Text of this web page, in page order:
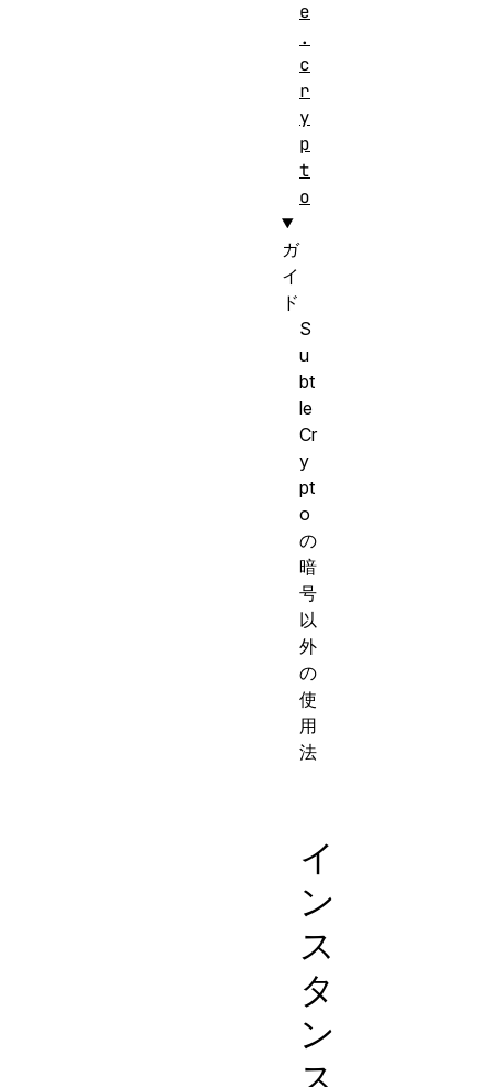
イ
ン
ス
タ
ン
ス
e
.
c
r
y
p
t
o
ガ
イ
ド
S
u
bt
le
Cr
y
pt
o
の
暗
号
以
外
の
使
用
法